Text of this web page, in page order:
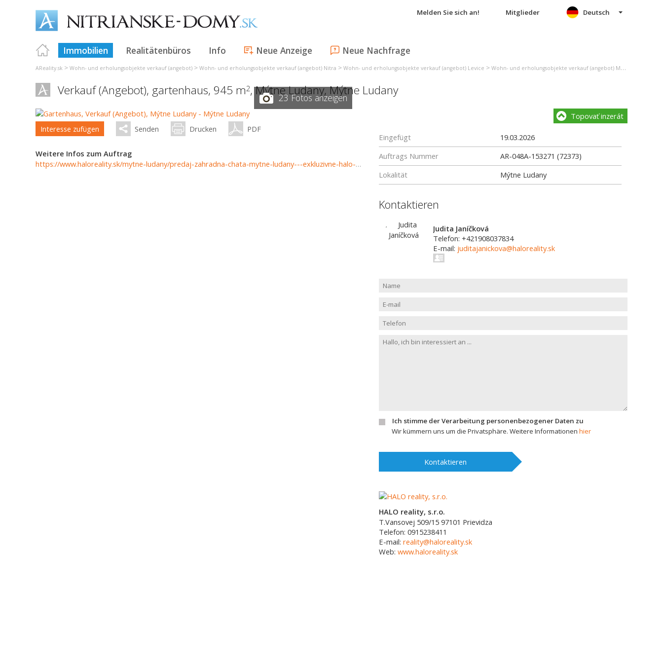
Melden Sie sich an! Mitglieder
Immobilien Realitätenbüros Info Neue Anzeige Neue Nachfrage
Deutsch
AReality.sk > Wohn- und erholungsobjekte verkauf (angebot) > Wohn- und erholungsobjekte verkauf (angebot) Nitra > Wohn- und erholungsobjekte verkauf (angebot) Levice > Wohn- und erholungsobjekte verkauf (angebot) Mýtne Ludany
Verkauf (Angebot), gartenhaus, 945 m2,Mýtne Ludany,Mýtne Ludany
23 Fotos anzeigen
Interesse zufügen Senden Drucken PDF
Weitere Infos zum Auftrag
https://www.haloreality.sk/mytne-ludany/predaj-zahradna-chata-mytne-ludany---exkluzivne-halo-reality/72373
Topovať inzerát
Eingefügt
19.03.2026
Auftrags Nummer
AR-048A-153271 (72373)
Lokalität
Mýtne Ludany
Kontaktieren
Judita Janíčková
Telefon: +421908037834
E-mail: juditajanickova@haloreality.sk
Ich stimme der Verarbeitung personenbezogener Daten zu
Wir kümmern uns um die Privatsphäre. Weitere Informationen hier
Kontaktieren
HALO reality, s.r.o.
T.Vansovej 509/15 97101 Prievidza
Telefon: 0915238411
E-mail: reality@haloreality.sk
Web: www.haloreality.sk